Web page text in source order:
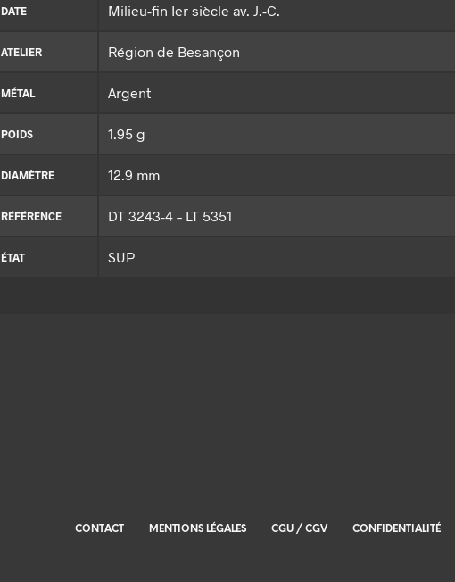
DATE Milieu-fin Ier siècle av. J.-C.
ATELIER Région de Besançon
MÉTAL Argent
POIDS 1.95 g
DIAMÈTRE 12.9 mm
RÉFÉRENCE DT 3243-4 – LT 5351
ÉTAT SUP
CONTACT MENTIONS LÉGALES CGU / CGV CONFIDENTIALITÉ